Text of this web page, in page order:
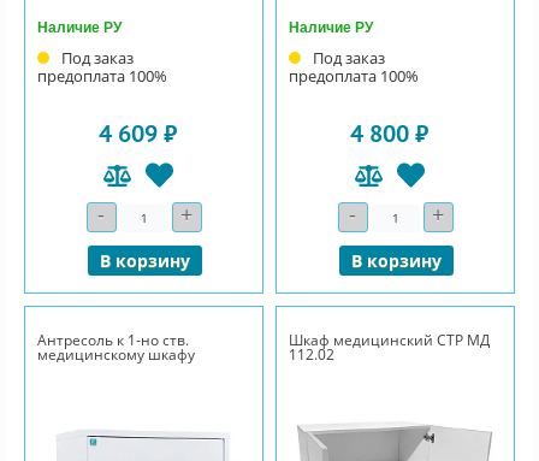
Наличие РУ
Под заказ
предоплата 100%
4 609 ₽
- Количество+
В корзину
Наличие РУ
Под заказ
предоплата 100%
4 800 ₽
- Количество+
В корзину
Антресоль к 1-но ств.
медицинскому шкафу
Шкаф медицинский СТР МД
112.02